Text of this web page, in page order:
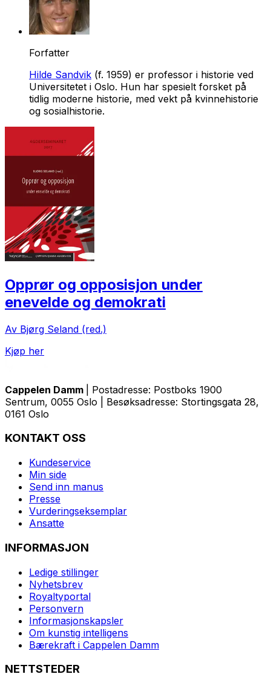
Forfatter
Hilde Sandvik (f. 1959) er professor i historie ved
Universitetet i Oslo. Hun har spesielt forsket på
tidlig moderne historie, med vekt på kvinnehistorie
og sosialhistorie.
Opprør og opposisjon under
enevelde og demokrati
Av Bjørg Seland (red.)
Kjøp her
Cappelen Damm
| Postadresse: Postboks 1900
Sentrum, 0055 Oslo | Besøksadresse: Stortingsgata 28,
0161 Oslo
KONTAKT OSS
Kundeservice
Min side
Send inn manus
Presse
Vurderingseksemplar
Ansatte
INFORMASJON
Ledige stillinger
Nyhetsbrev
Royaltyportal
Personvern
Informasjonskapsler
Om kunstig intelligens
Bærekraft i Cappelen Damm
NETTSTEDER